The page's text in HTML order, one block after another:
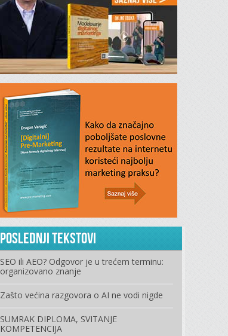
Poslednji tekstovi
SEO ili AEO? Odgovor je u trećem terminu:
organizovano znanje
Zašto većina razgovora o AI ne vodi nigde
SUMRAK DIPLOMA, SVITANJE
KOMPETENCIJA